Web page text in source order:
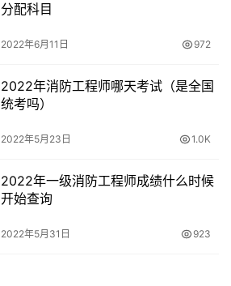
分配科目
2022年6月11日 972
2022年消防工程师哪天考试（是全国
统考吗）
2022年5月23日 1.0K
2022年一级消防工程师成绩什么时候
开始查询
2022年5月31日 923